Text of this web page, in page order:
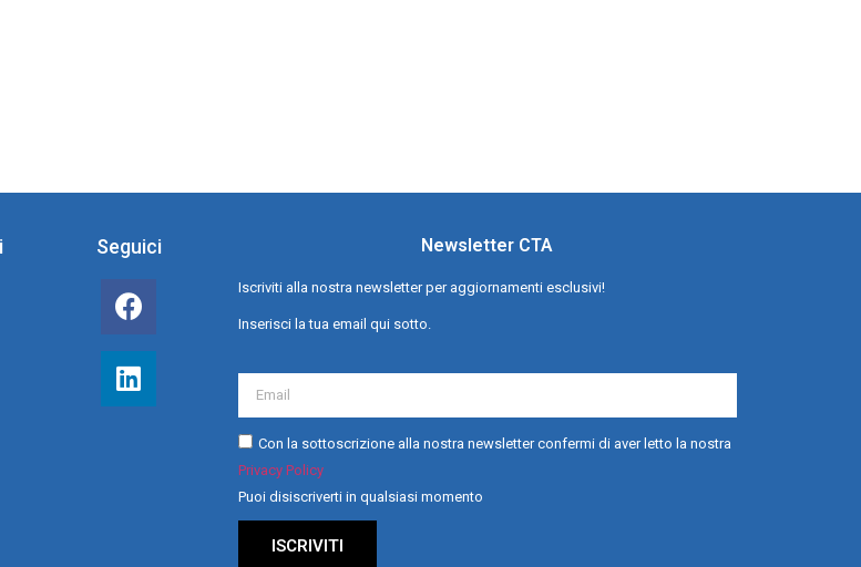
Seguici Newsletter CTA
Iscriviti alla nostra newsletter per aggiornamenti esclusivi!
Inserisci la tua email qui sotto.
Con la sottoscrizione alla nostra newsletter confermi di aver letto la nostra
Privacy Policy
Puoi disiscriverti in qualsiasi momento
ISCRIVITI